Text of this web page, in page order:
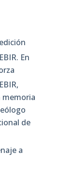
En
memoria
de
a